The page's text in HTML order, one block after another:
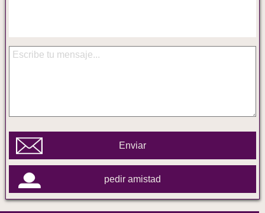
Enviar
pedir amistad